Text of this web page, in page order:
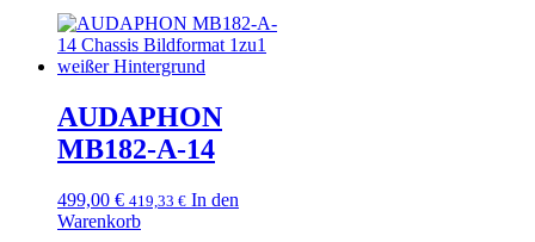
AUDAPHON
MB182-A-14
499,00 € 419,33 € In den
Warenkorb